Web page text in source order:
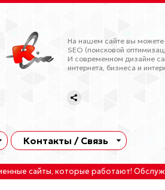
На нашем сайте вы можете
SEO (поисковой
И современном дизайне
интернета, бизнеса и
Контакты / Связь
сайты, которые работают!